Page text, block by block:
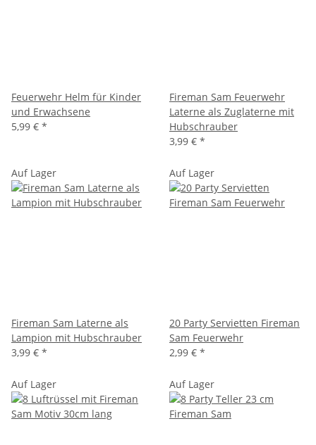
Feuerwehr Helm für Kinder
und Erwachsene
5,99 € *
Fireman Sam Feuerwehr
Laterne als Zuglaterne mit
Hubschrauber
3,99 € *
Auf Lager
Fireman Sam Laterne als
Lampion mit Hubschrauber
3,99 € *
Auf Lager
20 Party Servietten Fireman
Sam Feuerwehr
2,99 € *
Auf Lager Auf Lager